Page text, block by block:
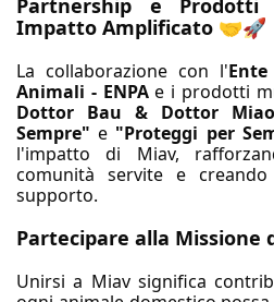
Impatto Amplificato 🤝🚀
La collaborazione con l'
Animali - ENPAe i prodotti
Dottor Bau & Dottor Miao
Sempre" e "Proteggi per
l'impatto di Miav,
comunità servite e
supporto.
Partecipare alla Missione
Unirsi a Miav significa